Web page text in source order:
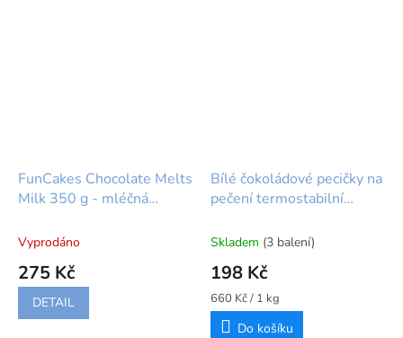
FunCakes Chocolate Melts
Milk 350 g - mléčná
Vyprodáno
275 Kč
DETAIL
Bílé čokoládové pecičky na
pečení termostabilní
Skladem (3 balení)
198 Kč
Měrná
cena:
660 Kč / 1 kg
Do košíku